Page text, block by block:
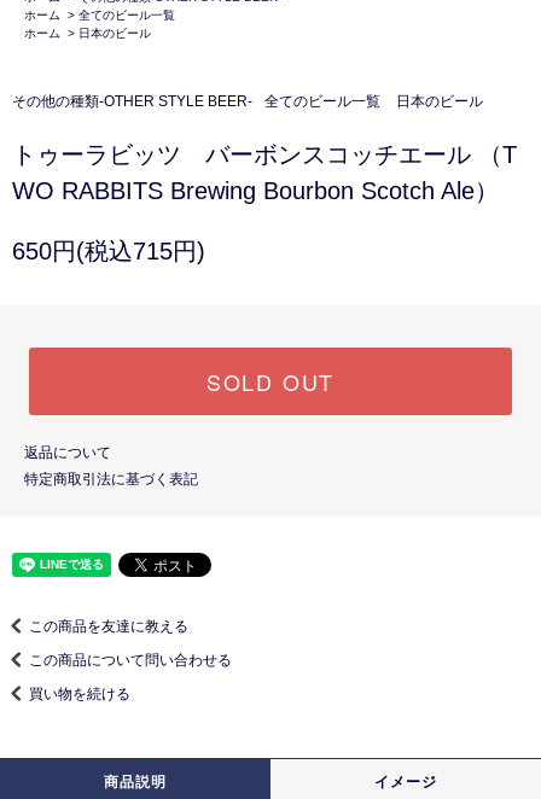
ホーム
> 全てのビール一覧
ホーム
> 日本のビール
その他の種類-OTHER STYLE BEER- 全てのビール一覧 日本のビール
トゥーラビッツ バーボンスコッチエール （T
WO RABBITS Brewing Bourbon Scotch Ale）
650円(税込715円)
SOLD OUT
返品について
特定商取引法に基づく表記
この商品を友達に教える
この商品について問い合わせる
買い物を続ける
商品説明 イメージ